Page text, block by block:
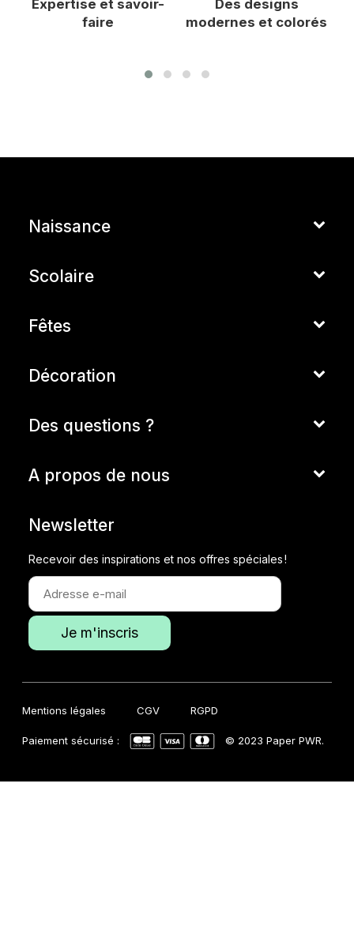
Expertise et savoir-
faire
Des designs
modernes et colorés
Naissance
Scolaire
Fêtes
Décoration
Des questions ?
A propos de nous
Newsletter
Recevoir des inspirations et nos offres spéciales !
Mentions légales CGV RGPD
Paiement sécurisé : © 2023 Paper PWR.